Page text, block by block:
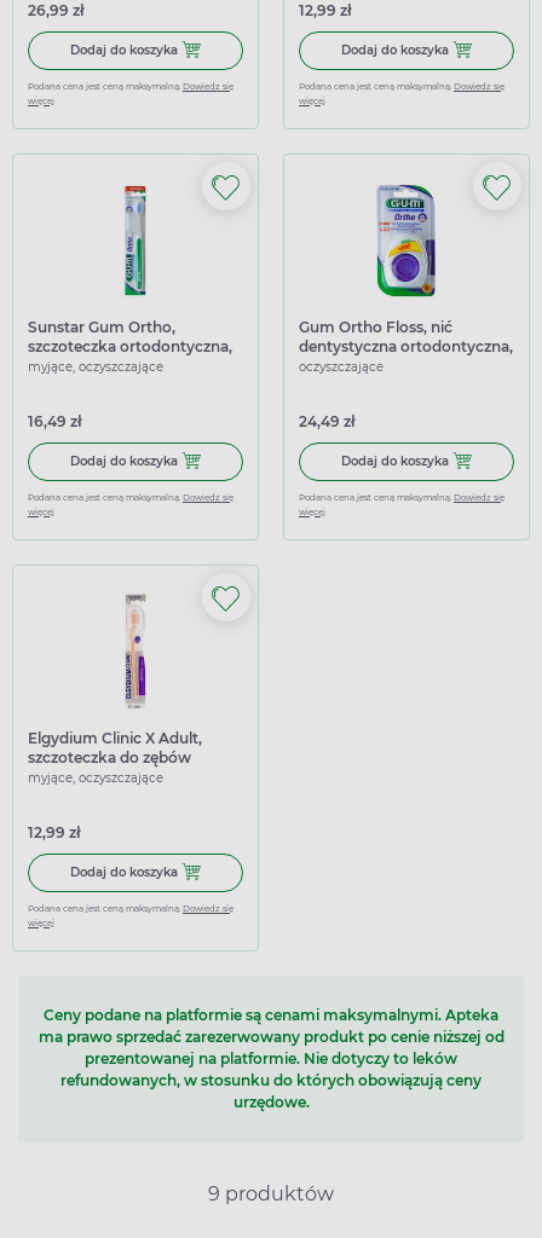
26,99 zł
Dodaj do koszyka Dodaj do koszyka Sunstar Gum Ortho, płyn, 300 ml
Podana cena jest ceną maksymalną. Dowiedz się
więcej
12,99 zł
Dodaj do koszyka Dodaj do
Podana cena jest ceną maksymalną. Dowiedz się
więcej
Sunstar Gum Ortho,
szczoteczka ortodontyczna,
soft
myjące, oczyszczające
16,49 zł
Dodaj do koszyka Dodaj do koszyka Sunstar Gum Ortho, szczoteczka
Podana cena jest ceną maksymalną. Dowiedz się
więcej
Gum Ortho Floss, nić
dentystyczna ortodontyczna,
50 sztuk
oczyszczające
24,49 zł
Dodaj do koszyka Dodaj do
Podana cena jest ceną maksymalną. Dowiedz się
więcej
Elgydium Clinic X Adult,
szczoteczka do zębów
ortodontyczna dla dorosłych
myjące, oczyszczające
12,99 zł
Dodaj do koszyka Dodaj do koszyka Elgydium Clinic X Adult, szczoteczka
Podana cena jest ceną maksymalną. Dowiedz się
więcej
Ceny podane na platformie są cenami maksymalnymi. Apteka
ma prawo sprzedać zarezerwowany produkt po cenie niższej od
prezentowanej na platformie. Nie dotyczy to leków
refundowanych, w stosunku do których obowiązują ceny
urzędowe.
9 produktów